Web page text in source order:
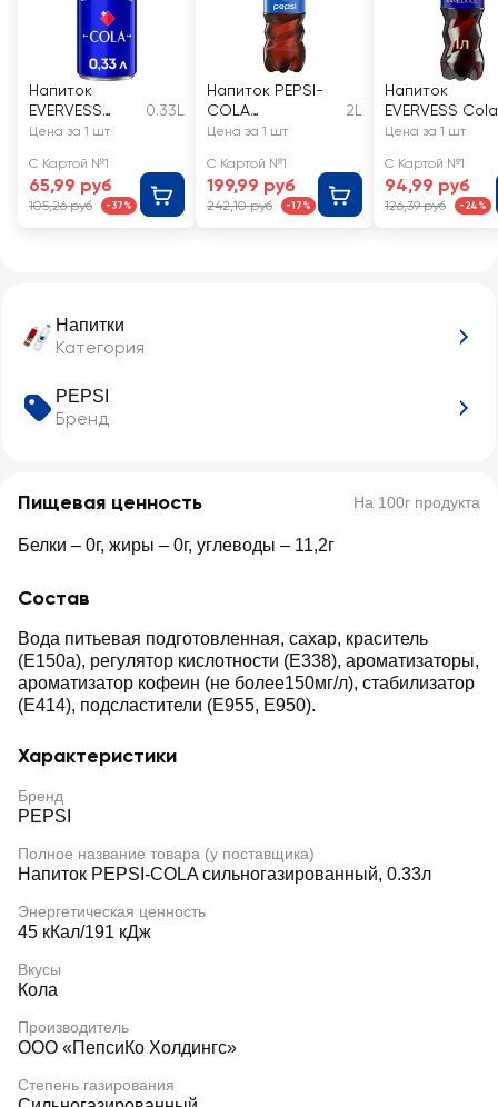
Напитки
Категория
PEPSI
Бренд
Пищевая ценность На 100г продукта
Белки – 0г, жиры – 0г, углеводы – 11,2г
Состав
Вода питьевая подготовленная, сахар, краситель
(E150а), регулятор кислотности (E338), ароматизаторы,
ароматизатор кофеин (не более150мг/л), стабилизатор
(Е414), подсластители (Е955, Е950).
Характеристики
Бренд
PEPSI
Полное название товара (у поставщика)
Напиток PEPSI-COLA сильногазированный, 0.33л
Энергетическая ценность
45 кКал/191 кДж
Вкусы
Кола
Производитель
ООО «ПепсиКо Холдингс»
Степень газирования
Напиток
EVERVESS
Кола
анный
0.33L
Цена за 1 шт
С Картой №1
65,99 руб
105,26 руб -37%
Напиток PEPSI-
COLA
сильногазирован
2L
Цена за 1 шт
С Картой №1
199,99 руб
242,10 руб -17%
Напиток
EVERVESS Cola
Vanilla Ice
мороженое
ный, без
Цена за 1 шт
С Картой №1
94,99 руб
126,39 руб -24%